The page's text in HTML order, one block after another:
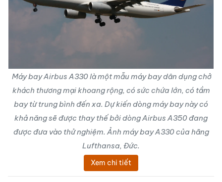
Máy bay Airbus A330 là một mẫu máy bay dân dụng chở
khách thương mại khoang rộng, có sức chứa lớn, có tầm
bay từ trung bình đến xa. Dự kiến dòng máy bay này có
khả năng sẽ được thay thế bởi dòng Airbus A350 đang
được đưa vào thử nghiệm. Ảnh máy bay A330 của hãng
Lufthansa, Đức.
Xem chi tiết